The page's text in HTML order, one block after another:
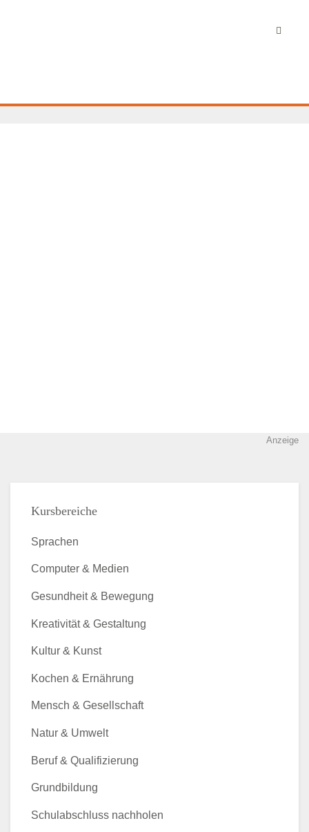
Anzeige
Kursbereiche
Sprachen
Computer & Medien
Gesundheit & Bewegung
Kreativität & Gestaltung
Kultur & Kunst
Kochen & Ernährung
Mensch & Gesellschaft
Natur & Umwelt
Beruf & Qualifizierung
Grundbildung
Schulabschluss nachholen